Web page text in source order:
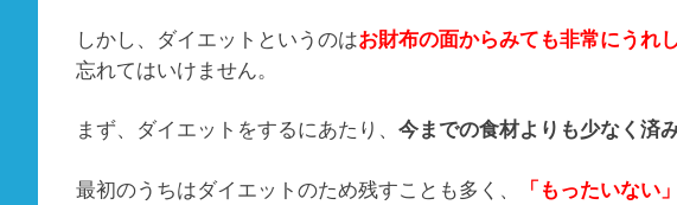
しかし、ダイエットというのはお財布の面からみても非常にうれ
忘れてはいけません。
まず、ダイエットをするにあたり、 今までの食材よりも少なく済
最初のうちはダイエットのため残すことも多く、 「もったいない」